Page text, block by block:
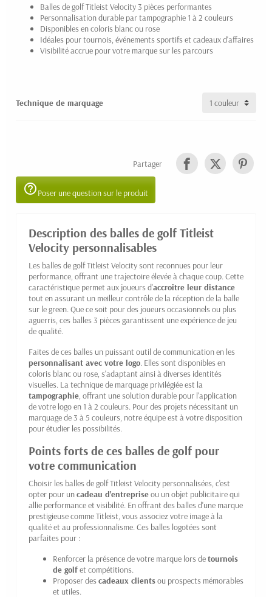
Balles de golf Titleist Velocity 3 pièces performantes
Personnalisation durable par tampographie 1 à 2 couleurs
Disponibles en coloris blanc ou rose
Idéales pour tournois, événements sportifs et cadeaux d'affaires
Visibilité accrue pour votre marque sur les parcours
Technique de marquage
Partager
help_outlinePoser une question sur le produit
Description des balles de golf Titleist
Velocity personnalisables
Les balles de golf Titleist Velocity sont reconnues pour leur
performance, offrant une trajectoire élevée à chaque coup. Cette
caractéristique permet aux joueurs d'accroître leur distance
tout en assurant un meilleur contrôle de la réception de la balle
sur le green. Que ce soit pour des joueurs occasionnels ou plus
aguerris, ces balles 3 pièces garantissent une expérience de jeu
de qualité.
Faites de ces balles un puissant outil de communication en les
personnalisant avec votre logo. Elles sont disponibles en
coloris blanc ou rose, s'adaptant ainsi à diverses identités
visuelles. La technique de marquage privilégiée est la
tampographie, offrant une solution durable pour l'application
de votre logo en 1 à 2 couleurs. Pour des projets nécessitant un
marquage de 3 à 5 couleurs, notre équipe est à votre disposition
pour étudier les possibilités.
Points forts de ces balles de golf pour
votre communication
Choisir les balles de golf Titleist Velocity personnalisées, c'est
opter pour uncadeau d'entrepriseou un objet publicitaire qui
allie performance et visibilité. En offrant des balles d'une marque
prestigieuse comme Titleist, vous associez votre image à la
qualité et au professionnalisme. Ces balles logotées sont
parfaites pour :
Renforcer la présence de votre marque lors detournois
de golfet compétitions.
Proposer descadeaux clientsou prospects mémorables
et utiles.